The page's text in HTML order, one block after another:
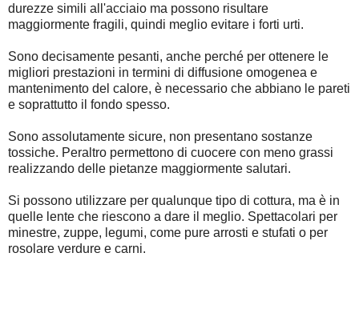
durezze simili all'acciaio ma possono risultare
maggiormente fragili, quindi meglio evitare i forti urti.
Sono decisamente pesanti, anche perché per ottenere le
migliori prestazioni in termini di diffusione omogenea e
mantenimento del calore, è necessario che abbiano le pareti
e soprattutto il fondo spesso.
Sono assolutamente sicure, non presentano sostanze
tossiche. Peraltro permettono di cuocere con meno grassi
realizzando delle pietanze maggiormente salutari.
Si possono utilizzare per qualunque tipo di cottura, ma è in
quelle lente che riescono a dare il meglio. Spettacolari per
minestre, zuppe, legumi, come pure arrosti e stufati o per
rosolare verdure e carni.